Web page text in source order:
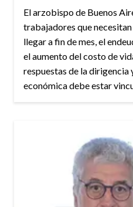
El arzobispo de Buenos
trabajadores que
llegar a fin de mes, el
el aumento del costo de
respuestas de la
económica debe estar